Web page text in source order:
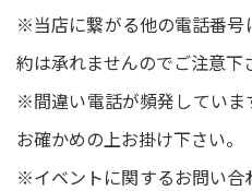
※当店に繋がる他の電話番号
約は承れませんのでご注意下
※間違い電話が頻発していま
お確かめの上お掛け下さい。
※イベントに関するお問い合